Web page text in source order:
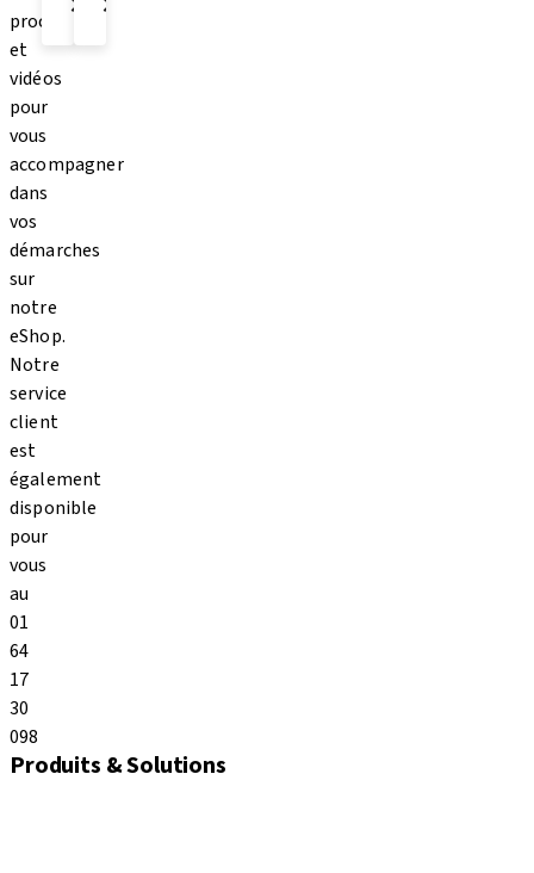
procédures
et
vidéos
pour
vous
accompagner
dans
vos
démarches
sur
notre
eShop.
Notre
service
client
est
également
disponible
pour
vous
au
01
64
17
30
098
Produits & Solutions